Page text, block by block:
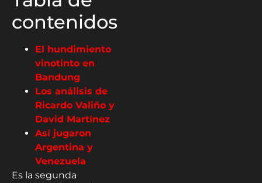
contenidos
El hundimiento
vinotinto en
Bandung
Los análisis de
Ricardo Valiño y
David Martínez
Así jugaron
Argentina y
Venezuela
Es la segunda